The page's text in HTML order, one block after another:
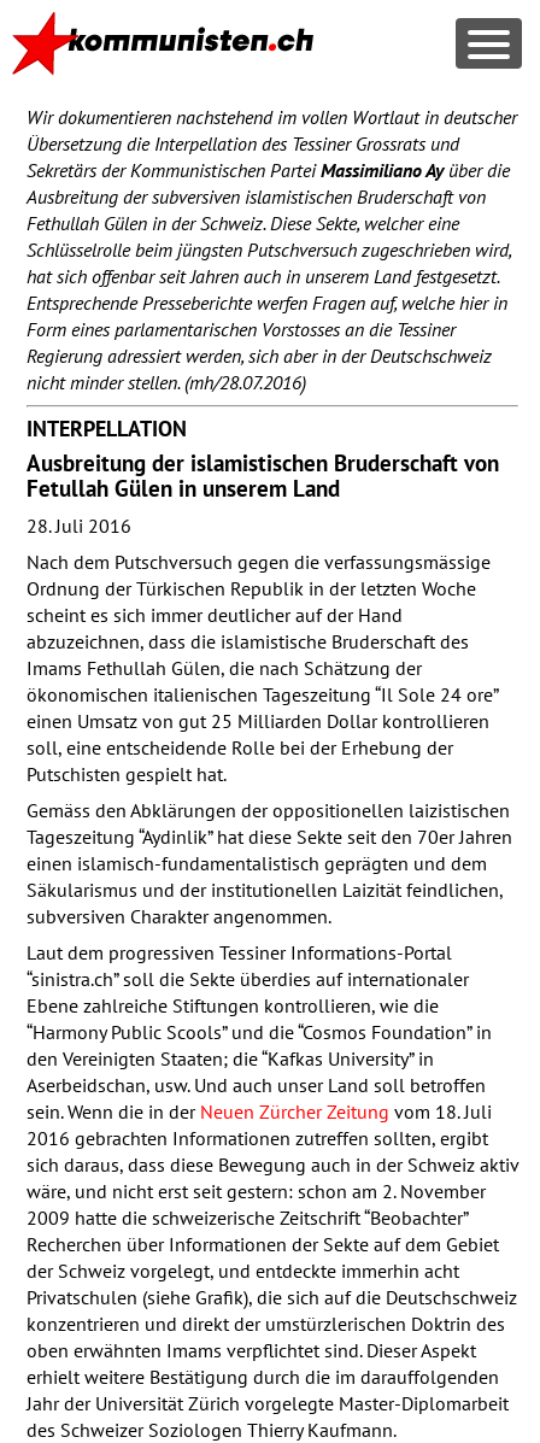
Wir dokumentieren nachstehend im vollen Wortlaut in deutscher
Übersetzung die Interpellation des Tessiner Grossrats und
Sekretärs der Kommunistischen ParteiMassimiliano Ayüber die
Ausbreitung der subversiven islamistischen Bruderschaft von
Fethullah Gülen in der Schweiz. Diese Sekte, welcher eine
Schlüsselrolle beim jüngsten Putschversuch zugeschrieben wird,
hat sich offenbar seit Jahren auch in unserem Land festgesetzt.
Entsprechende Presseberichte werfen Fragen auf, welche hier in
Form eines parlamentarischen Vorstosses an die Tessiner
Regierung adressiert werden, sich aber in der Deutschschweiz
nicht minder stellen. (mh/28.07.2016)
INTERPELLATION
Ausbreitung der islamistischen Bruderschaft von
Fetullah Gülen in unserem Land
28. Juli 2016
Nach dem Putschversuch gegen die verfassungsmässige
Ordnung der Türkischen Republik in der letzten Woche
scheint es sich immer deutlicher auf der Hand
abzuzeichnen, dass die islamistische Bruderschaft des
Imams Fethullah Gülen, die nach Schätzung der
ökonomischen italienischen Tageszeitung “Il Sole 24 ore”
einen Umsatz von gut 25 Milliarden Dollar kontrollieren
soll, eine entscheidende Rolle bei der Erhebung der
Putschisten gespielt hat.
Gemäss den Abklärungen der oppositionellen laizistischen
Tageszeitung “Aydinlik” hat diese Sekte seit den 70er Jahren
einen islamisch-fundamentalistisch geprägten und dem
Säkularismus und der institutionellen Laizität feindlichen,
subversiven Charakter angenommen.
Laut dem progressiven Tessiner Informations-Portal
“sinistra.ch” soll die Sekte überdies auf internationaler
Ebene zahlreiche Stiftungen kontrollieren, wie die
“Harmony Public Scools” und die “Cosmos Foundation” in
den Vereinigten Staaten; die “Kafkas University” in
Aserbeidschan, usw. Und auch unser Land soll betroffen
sein. Wenn die in der Neuen Zürcher Zeitung vom 18. Juli
2016 gebrachten Informationen zutreffen sollten, ergibt
sich daraus, dass diese Bewegung auch in der Schweiz aktiv
wäre, und nicht erst seit gestern: schon am 2. November
2009 hatte die schweizerische Zeitschrift “Beobachter”
Recherchen über Informationen der Sekte auf dem Gebiet
der Schweiz vorgelegt, und entdeckte immerhin acht
Privatschulen (siehe Grafik), die sich auf die Deutschschweiz
konzentrieren und direkt der umstürzlerischen Doktrin des
oben erwähnten Imams verpflichtet sind. Dieser Aspekt
erhielt weitere Bestätigung durch die im darauffolgenden
Jahr der Universität Zürich vorgelegte Master-Diplomarbeit
des Schweizer Soziologen Thierry Kaufmann.